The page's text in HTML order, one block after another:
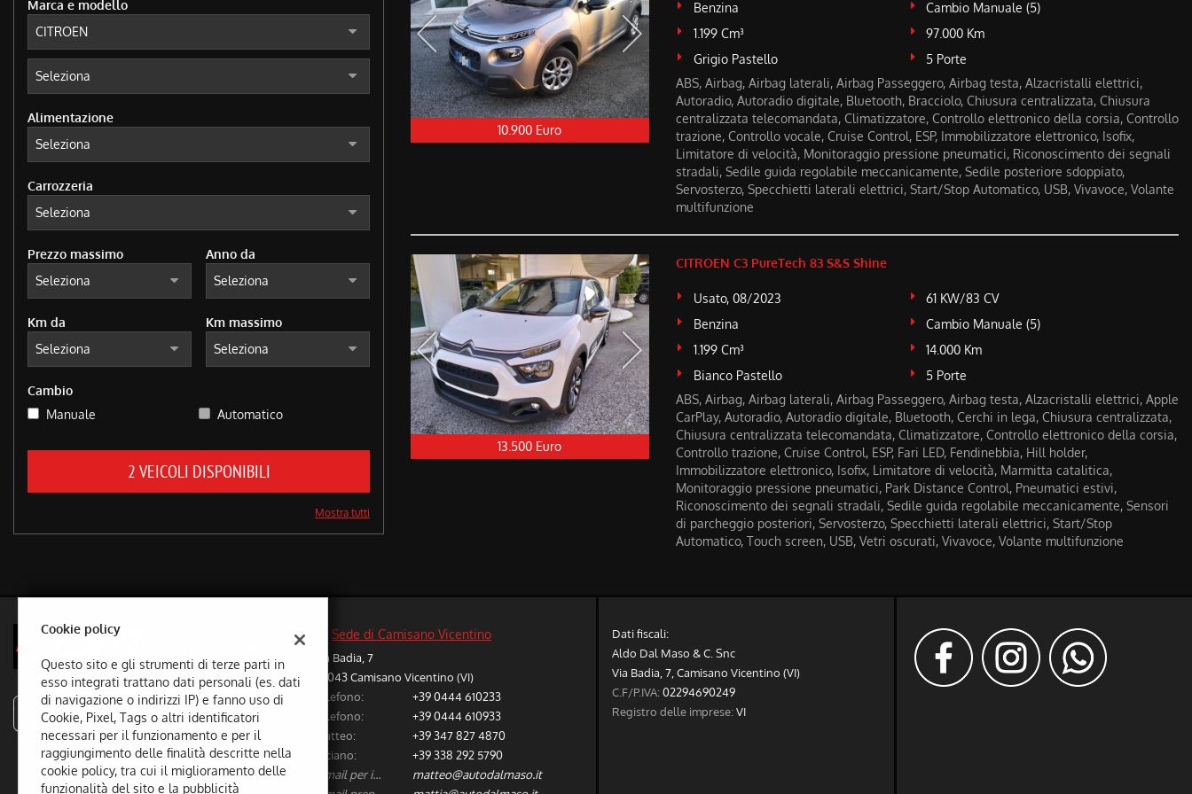
Marca e modello
Alimentazione
Carrozzeria
Prezzo massimo Anno da
Km da Km massimo
Cambio
Manuale
Automatico
2 VEICOLI DISPONIBILI
Mostra tutti
10.900 Euro
Benzina
Cambio Manuale (5)
1.199 Cm³
97.000 Km
Grigio Pastello
5 Porte
ABS, Airbag, Airbag laterali, Airbag Passeggero, Airbag testa, Alzacristalli elettrici,
Autoradio, Autoradio digitale, Bluetooth, Bracciolo, Chiusura centralizzata, Chiusura
centralizzata telecomandata, Climatizzatore, Controllo elettronico della corsia, Controllo
trazione, Controllo vocale, Cruise Control, ESP, Immobilizzatore elettronico, Isofix,
Limitatore di velocità, Monitoraggio pressione pneumatici, Riconoscimento dei segnali
stradali, Sedile guida regolabile meccanicamente, Sedile posteriore sdoppiato,
Servosterzo, Specchietti laterali elettrici, Start/Stop Automatico, USB, Vivavoce, Volante
multifunzione
13.500 Euro
CITROEN C3 PureTech 83 S&S Shine
Usato, 08/2023
61 KW/83 CV
Benzina
Cambio Manuale (5)
1.199 Cm³
14.000 Km
Bianco Pastello
5 Porte
ABS, Airbag, Airbag laterali, Airbag Passeggero, Airbag testa, Alzacristalli elettrici, Apple
CarPlay, Autoradio, Autoradio digitale, Bluetooth, Cerchi in lega, Chiusura centralizzata,
Chiusura centralizzata telecomandata, Climatizzatore, Controllo elettronico della corsia,
Controllo trazione, Cruise Control, ESP, Fari LED, Fendinebbia, Hill holder,
Immobilizzatore elettronico, Isofix, Limitatore di velocità, Marmitta catalitica,
Monitoraggio pressione pneumatici, Park Distance Control, Pneumatici estivi,
Riconoscimento dei segnali stradali, Sedile guida regolabile meccanicamente, Sensori
di parcheggio posteriori, Servosterzo, Specchietti laterali elettrici, Start/Stop
Automatico, Touch screen, USB, Vetri oscurati, Vivavoce, Volante multifunzione
autodalmaso
Sede di Camisano Vicentino
Via Badia, 7
36043 Camisano Vicentino (VI)
Telefono:
+39 0444 610233
Telefono:
+39 0444 610933
Matteo:
+39 347 827 4870
Luciano:
+39 338 292 5790
E-mail per info vetture nuove/usate:
matteo@autodalmaso.it
Dati fiscali:
Aldo Dal Maso & C. Snc
Via Badia, 7, Camisano Vicentino (VI)
C.F/P.IVA:02294690249
Registro delle imprese:VI
Cookie policy
Questo sito e gli strumenti di terze parti in
esso integrati trattano dati personali (es. dati
di navigazione o indirizzi IP) e fanno uso di
Cookie, Pixel, Tags o altri identificatori
necessari per il funzionamento e per il
raggiungimento delle finalità descritte nella
cookie policy, tra cui il miglioramento delle
funzionalità del sito e la pubblicità
tracciamento
che
adottiamo
per
offrire
le
funzionalità
e
svolgere
le
attività
seguito
Per
maggiori
sull'utilità
di
questi
di
cookie
modificare
scelte
qualsiasi
momento.